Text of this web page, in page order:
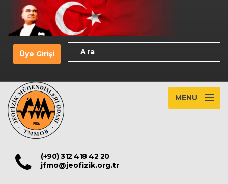
Üye Girişi
MENU
(+90) 312 418 42 20
jfmo@jeofizik.org.tr